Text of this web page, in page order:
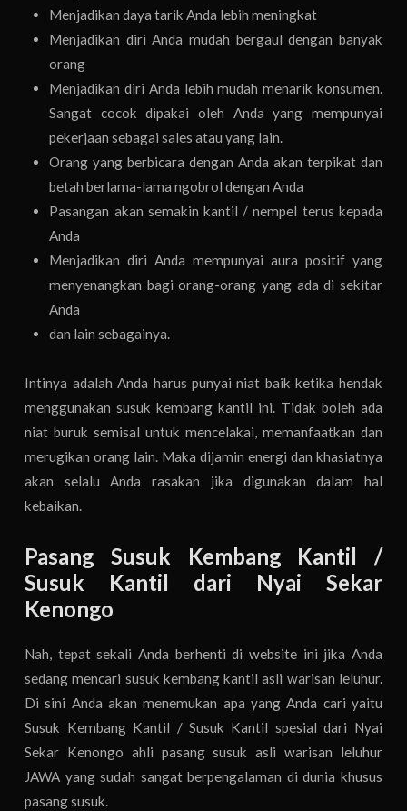
Menjadikan daya tarik Anda lebih meningkat
Menjadikan diri Anda mudah bergaul dengan banyak
orang
Menjadikan diri Anda lebih mudah menarik konsumen.
Sangat cocok dipakai oleh Anda yang mempunyai
pekerjaan sebagai sales atau yang lain.
Orang yang berbicara dengan Anda akan terpikat dan
betah berlama-lama ngobrol dengan Anda
Pasangan akan semakin kantil / nempel terus kepada
Anda
Menjadikan diri Anda mempunyai aura positif yang
menyenangkan bagi orang-orang yang ada di sekitar
Anda
dan lain sebagainya.
Intinya adalah Anda harus punyai niat baik ketika hendak
menggunakan susuk kembang kantil ini. Tidak boleh ada
niat buruk semisal untuk mencelakai, memanfaatkan dan
merugikan orang lain. Maka dijamin energi dan khasiatnya
akan selalu Anda rasakan jika digunakan dalam hal
kebaikan.
Pasang Susuk Kembang Kantil /
Susuk Kantil dari Nyai Sekar
Kenongo
Nah, tepat sekali Anda berhenti di website ini jika Anda
sedang mencari susuk kembang kantil asli warisan leluhur.
Di sini Anda akan menemukan apa yang Anda cari yaitu
Susuk Kembang Kantil / Susuk Kantil spesial dari Nyai
Sekar Kenongo ahli pasang susuk asli warisan leluhur
JAWA yang sudah sangat berpengalaman di dunia khusus
pasang susuk.